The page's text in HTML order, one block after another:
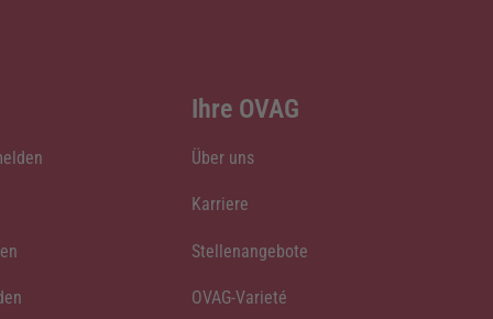
Ihre OVAG
Über uns
Karriere
Stellenangebote
OVAG-Varieté